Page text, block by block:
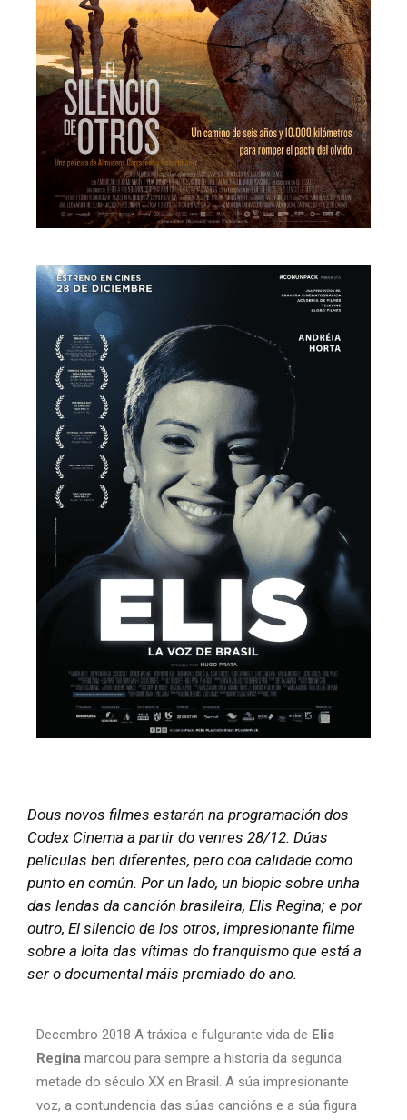
Dous novos filmes estarán na programación dos
Codex Cinema a partir do venres 28/12. Dúas
películas ben diferentes, pero coa calidade como
punto en común. Por un lado, un biopic sobre unha
das lendas da canción brasileira, Elis Regina; e por
outro, El silencio de los otros, impresionante filme
sobre a loita das vítimas do franquismo que está a
ser o documental máis premiado do ano.
Decembro 2018 A tráxica e fulgurante vida de Elis
Regina marcou para sempre a historia da segunda
metade do século XX en Brasil. A súa impresionante
voz, a contundencia das súas cancións e a súa figura